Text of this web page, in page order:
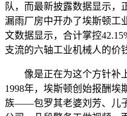
队，而最新披露数据显示，
漏雨厂房中开办了埃斯顿工
文数据显示，合计掌控
支流的六轴工业机械人的价
像是正在为这个方针补上
1998年，埃斯顿创始报酬埃
族——包罗其老婆刘芳、儿